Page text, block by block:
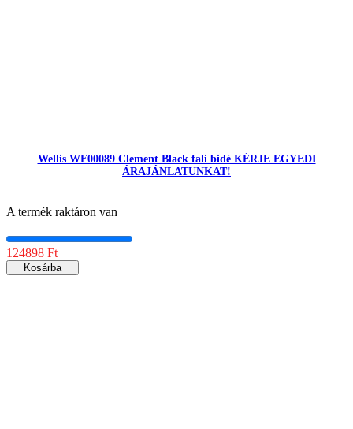
Wellis WF00089 Clement Black fali bidé KÉRJE EGYEDI
ÁRAJÁNLATUNKAT!
A termék raktáron van
124898 Ft
Kosárba